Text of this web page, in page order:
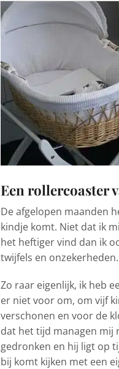
Een rollercoaster
De afgelopen maanden
kindje komt. Niet dat ik
het heftiger vind dan ik
twijfels en onzekerheden.
Zo raar eigenlijk, ik heb
er niet voor om, om vijf
verschonen en voor de
dat het tijd managen mij
gedronken en hij ligt op
bij komt kijken met een